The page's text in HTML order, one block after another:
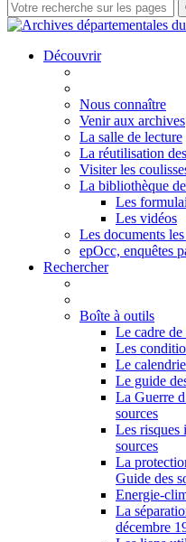
Découvrir
Nous connaître
Venir aux archives
La salle de lecture
La réutilisation
Visiter les
La bibliothèque
Les
Les vidéos
Les documents
epOcc, enquêtes
Rechercher
Boîte à outils
Le cadre de
Les
Le
Le guide
La Guerre
sources
Les risques
sources
La
Guide des
Energie-
La
décembre